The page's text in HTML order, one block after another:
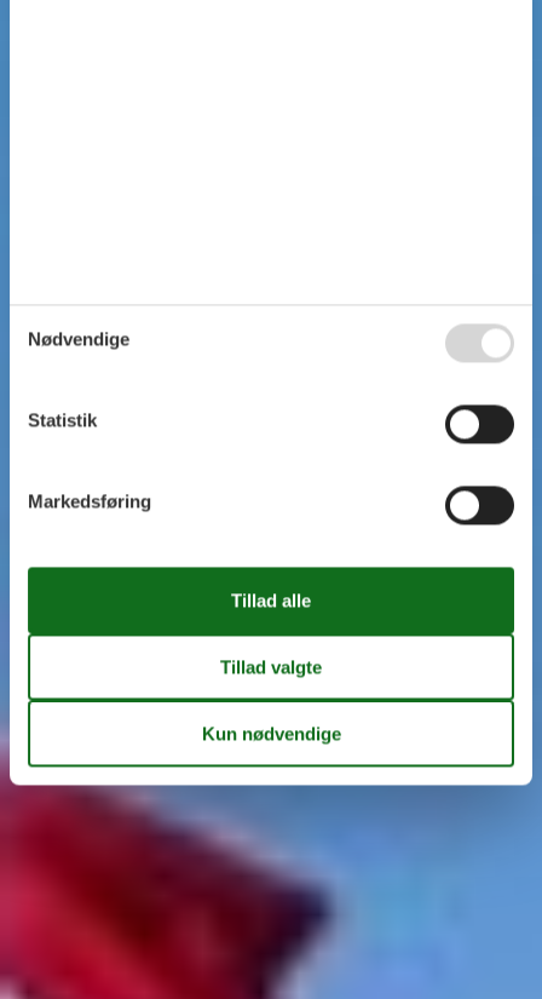
Nødvendige
Statistik
Markedsføring